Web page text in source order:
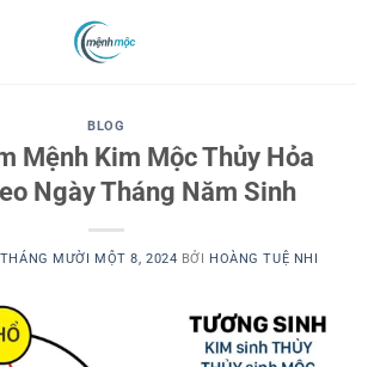
BLOG
Mệnh Kim Mộc Thủy Hỏa
Ngày Tháng Năm Sinh
THÁNG MƯỜI MỘT 8, 2024 BỞI HOÀNG TUỆ NHI